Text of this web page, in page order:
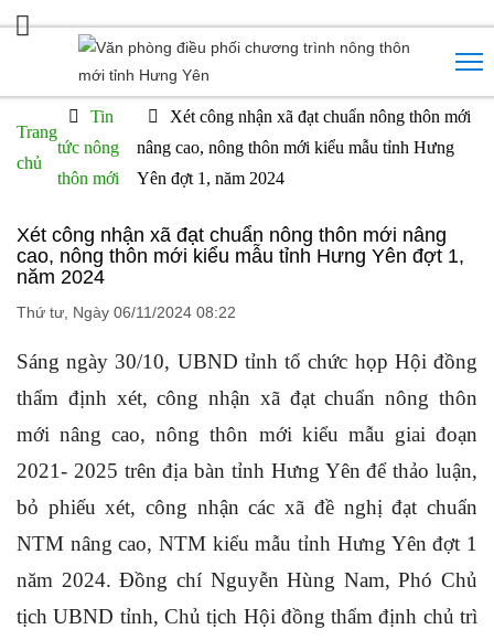
Trang
chủ
Tin
tức nông
thôn mới
Xét công nhận xã đạt chuẩn nông thôn mới
nâng cao, nông thôn mới kiểu mẫu tỉnh Hưng
Yên đợt 1, năm 2024
Xét công nhận xã đạt chuẩn nông thôn mới nâng
cao, nông thôn mới kiểu mẫu tỉnh Hưng Yên đợt 1,
năm 2024
Thứ tư, Ngày 06/11/2024 08:22
Sáng ngày 30/10, UBND tỉnh tổ chức họp Hội đồng
thẩm định xét, công nhận xã đạt chuẩn nông thôn
mới nâng cao, nông thôn mới kiểu mẫu giai đoạn
2021- 2025 trên địa bàn tỉnh Hưng Yên để thảo luận,
bỏ phiếu xét, công nhận các xã đề nghị đạt chuẩn
NTM nâng cao, NTM kiểu mẫu tỉnh Hưng Yên đợt 1
năm 2024. Đồng chí Nguyễn Hùng Nam, Phó Chủ
tịch UBND tỉnh, Chủ tịch Hội đồng thẩm định chủ trì